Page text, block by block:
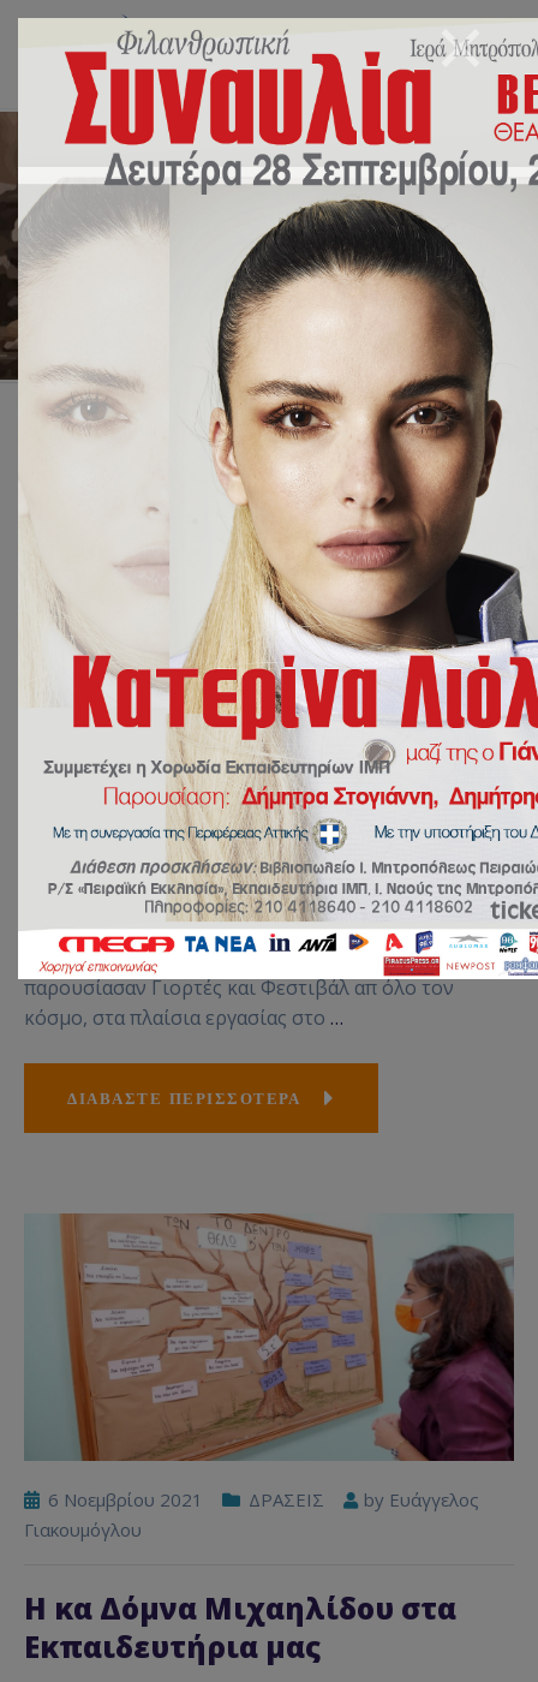
Monthly Archives:
Νοέμβριος 2021
2021 Νοέμβριος
30 Νοεμβρίου 2021 ΔΡΑΣΕΙΣ by Ευάγγελος
Γιακουμόγλου
Project of English Department
Με πολύ ενδιαφέρον οι μαθητές της Α Γυμνασίου
παρακολούθησαν τους συμμαθητές τους που
παρουσίασαν Γιορτές και Φεστιβάλ απ όλο τον
κόσμο, στα πλαίσια εργασίας στο …
ΔΙΑΒΑΣΤΕ ΠΕΡΙΣΣΟΤΕΡΑ
6 Νοεμβρίου 2021 ΔΡΑΣΕΙΣ by Ευάγγελος
Γιακουμόγλου
H κα Δόμνα Μιχαηλίδου στα
Εκπαιδευτήρια μας